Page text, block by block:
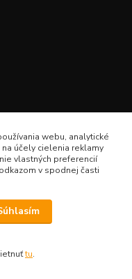
Melišková 0949 224 331
webu, analytické
účely cielenia reklamy
vlastných preferencií
v spodnej časti
tu.